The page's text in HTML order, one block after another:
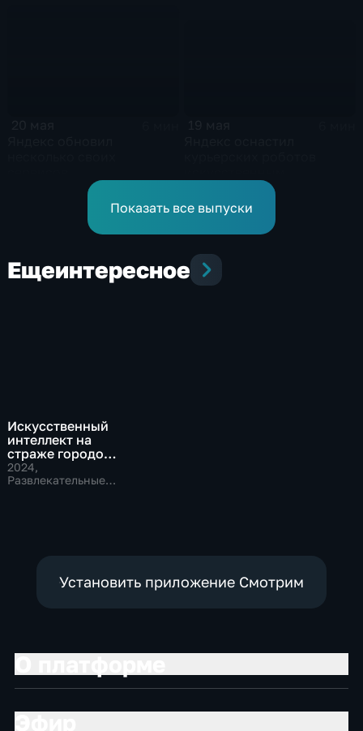
интеллектом
Показать все выпуски
Ещеинтересное
Искусственный
интеллект на
страже городов
будущего
2024,
Развлекательные,
Установить приложение Смотрим